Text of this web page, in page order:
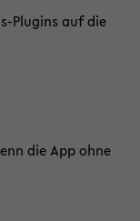
​Plugins auf die
die App ohne